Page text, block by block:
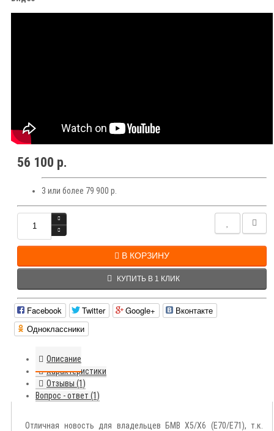
56 100 р.
3 или более 79 900 р.
В КОРЗИНУ
КУПИТЬ В 1 КЛИК
Facebook Twitter Google+
Вконтакте
Одноклассники
Описание
Характеристики
Отзывы (1)
Вопрос - ответ (1)
Отличная новость для владельцев БМВ Х5/Х6 (Е70/Е71), т.к.